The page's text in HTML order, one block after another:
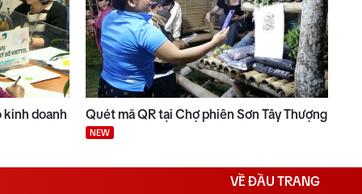
doanh Quét mã QR tại Chợ phiên Sơn Tây Thượng
NEW
VỀ ĐẦU TRANG